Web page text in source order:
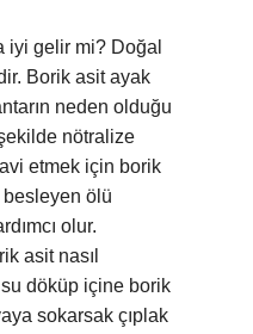
iyi gelir mi? Doğal
Borik asit ayak
neden olduğu
nötralize
etmek için borik
besleyen ölü
olur.
asit nasıl
su döküp içine borik
sokarsak çıplak